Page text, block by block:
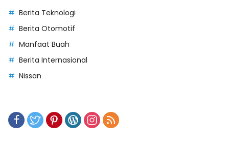
Berita Teknologi
Berita Otomotif
Manfaat Buah
Berita Internasional
Nissan